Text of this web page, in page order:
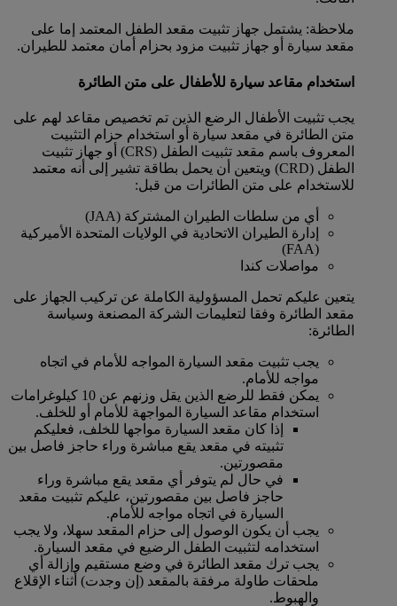
ملاحظة: يشتمل جهاز تثبيت مقعد الطفل المعتمد إما على
مقعد سيارة أو جهاز تثبيت مزود بحزام أمان معتمد للطيران.
استخدام مقاعد سيارة للأطفال على متن الطائرة
يجب تثبيت الأطفال الرضع الذين تم تخصيص مقاعد لهم على
متن الطائرة في مقعد سيارة أو استخدام حزام التثبيت
المعروف باسم مقعد تثبيت الطفل (CRS) أو جهاز تثبيت
الطفل (CRD) ويتعين أن يحمل بطاقة تشير إلى أنه معتمد
للاستخدام على متن الطائرات من قبل:
أي من سلطات الطيران المشتركة (JAA)
إدارة الطيران الاتحادية في الولايات المتحدة الأميركية
(FAA)
مواصلات كندا
يتعين عليكم تحمل المسؤولية الكاملة عن تركيب الجهاز على
مقعد الطائرة وفقا لتعليمات الشركة المصنعة وسياسة
الطائرة:
يجب تثبيت مقعد السيارة المواجه للأمام في اتجاه
مواجه للأمام.
يمكن فقط للرضع الذين يقل وزنهم عن 10 كيلوغرامات
استخدام مقاعد السيارة المواجهة للأمام أو للخلف.
إذا كان مقعد السيارة مواجها للخلف، فعليكم
تثبيته في مقعد يقع مباشرة وراء حاجز فاصل بين
مقصورتين.
في حال لم يتوفر أي مقعد يقع مباشرة وراء
حاجز فاصل بين مقصورتين، عليكم تثبيت مقعد
السيارة في اتجاه مواجه للأمام.
يجب أن يكون الوصول إلى حزام المقعد سهلا، ولا يجب
استخدامه لتثبيت الطفل الرضيع في مقعد السيارة.
يجب ترك مقعد الطائرة في وضع مستقيم وإزالة أي
ملحقات طاولة مرفقة بالمقعد (إن وجدت) أثناء الإقلاع
والهبوط.